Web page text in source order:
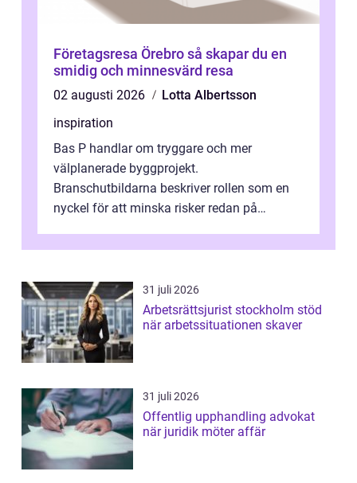
Företagsresa Örebro så skapar du en
smidig och minnesvärd resa
02 augusti 2026
Lotta Albertsson
inspiration
Bas P handlar om tryggare och mer
välplanerade byggprojekt.
Branschutbildarna beskriver rollen som en
nyckel för att minska risker redan på
31 juli 2026
Arbetsrättsjurist stockholm stöd
när arbetssituationen skaver
31 juli 2026
Offentlig upphandling advokat
när juridik möter affär